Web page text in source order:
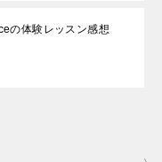
の体験レッスン感想